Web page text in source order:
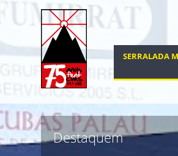
SERRALADA
Destaquem